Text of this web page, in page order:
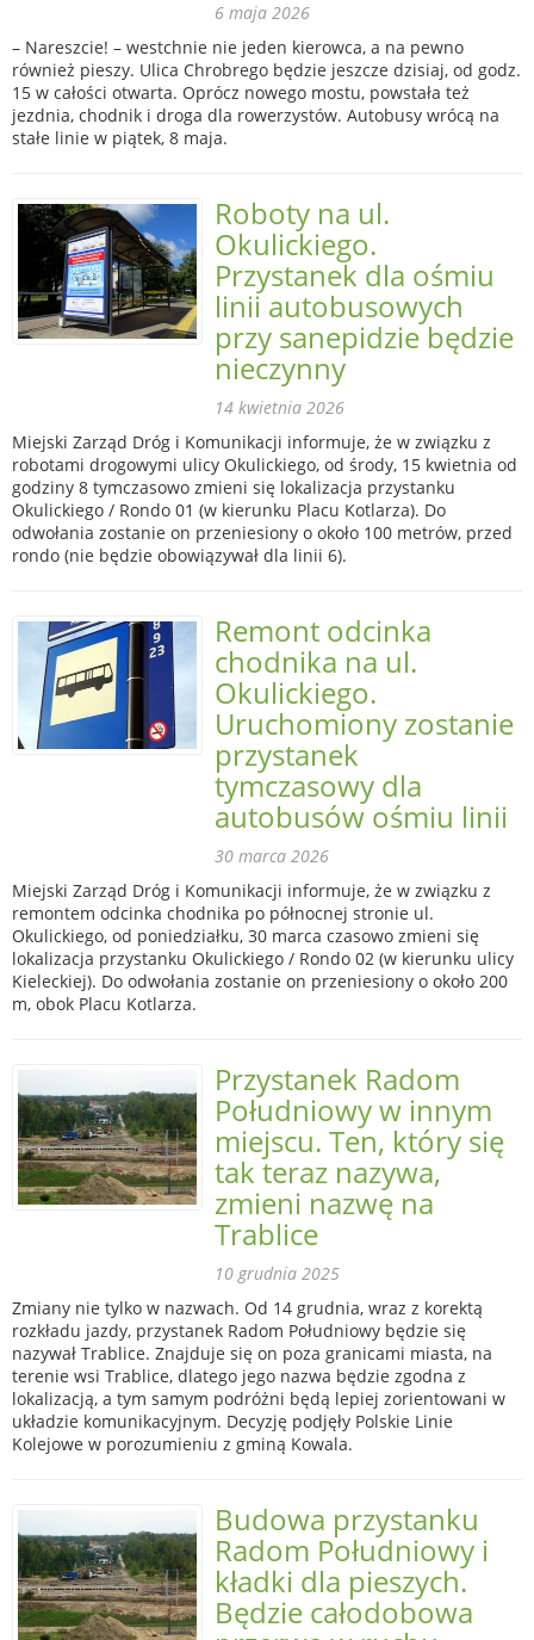
6 maja 2026
– Nareszcie! – westchnie nie jeden kierowca, a na pewno
również pieszy. Ulica Chrobrego będzie jeszcze dzisiaj, od godz.
15 w całości otwarta. Oprócz nowego mostu, powstała też
jezdnia, chodnik i droga dla rowerzystów. Autobusy wrócą na
stałe linie w piątek, 8 maja.
Roboty na ul.
Okulickiego.
Przystanek dla ośmiu
linii autobusowych
przy sanepidzie będzie
nieczynny
14 kwietnia 2026
Miejski Zarząd Dróg i Komunikacji informuje, że w związku z
robotami drogowymi ulicy Okulickiego, od środy, 15 kwietnia od
godziny 8 tymczasowo zmieni się lokalizacja przystanku
Okulickiego / Rondo 01 (w kierunku Placu Kotlarza). Do
odwołania zostanie on przeniesiony o około 100 metrów, przed
rondo (nie będzie obowiązywał dla linii 6).
Remont odcinka
chodnika na ul.
Okulickiego.
Uruchomiony zostanie
przystanek
tymczasowy dla
autobusów ośmiu linii
30 marca 2026
Miejski Zarząd Dróg i Komunikacji informuje, że w związku z
remontem odcinka chodnika po północnej stronie ul.
Okulickiego, od poniedziałku, 30 marca czasowo zmieni się
lokalizacja przystanku Okulickiego / Rondo 02 (w kierunku ulicy
Kieleckiej). Do odwołania zostanie on przeniesiony o około 200
m, obok Placu Kotlarza.
Przystanek Radom
Południowy w innym
miejscu. Ten, który się
tak teraz nazywa,
zmieni nazwę na
Trablice
10 grudnia 2025
Zmiany nie tylko w nazwach. Od 14 grudnia, wraz z korektą
rozkładu jazdy, przystanek Radom Południowy będzie się
nazywał Trablice. Znajduje się on poza granicami miasta, na
terenie wsi Trablice, dlatego jego nazwa będzie zgodna z
lokalizacją, a tym samym podróżni będą lepiej zorientowani w
układzie komunikacyjnym. Decyzję podjęły Polskie Linie
Kolejowe w porozumieniu z gminą Kowala.
Budowa przystanku
Radom Południowy i
kładki dla pieszych.
Będzie całodobowa